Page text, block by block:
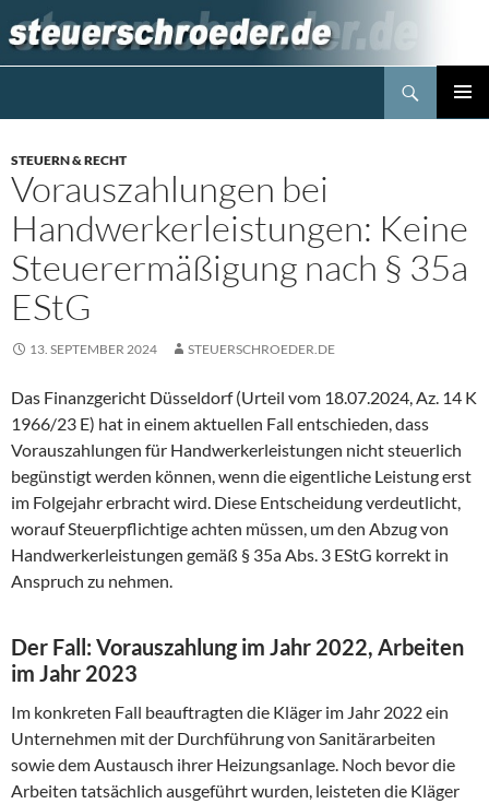
Inhalt
springen
STEUERN & RECHT
Vorauszahlungen bei
Handwerkerleistungen: Keine
Steuerermäßigung nach § 35a
EStG
13. SEPTEMBER 2024 STEUERSCHROEDER.DE
Das Finanzgericht Düsseldorf (Urteil vom 18.07.2024, Az. 14 K
1966/23 E) hat in einem aktuellen Fall entschieden, dass
Vorauszahlungen für Handwerkerleistungen nicht steuerlich
begünstigt werden können, wenn die eigentliche Leistung erst
im Folgejahr erbracht wird. Diese Entscheidung verdeutlicht,
worauf Steuerpflichtige achten müssen, um den Abzug von
Handwerkerleistungen gemäß § 35a Abs. 3 EStG korrekt in
Anspruch zu nehmen.
Der Fall: Vorauszahlung im Jahr 2022, Arbeiten
im Jahr 2023
Im konkreten Fall beauftragten die Kläger im Jahr 2022 ein
Unternehmen mit der Durchführung von Sanitärarbeiten
sowie dem Austausch ihrer Heizungsanlage. Noch bevor die
Arbeiten tatsächlich ausgeführt wurden, leisteten die Kläger